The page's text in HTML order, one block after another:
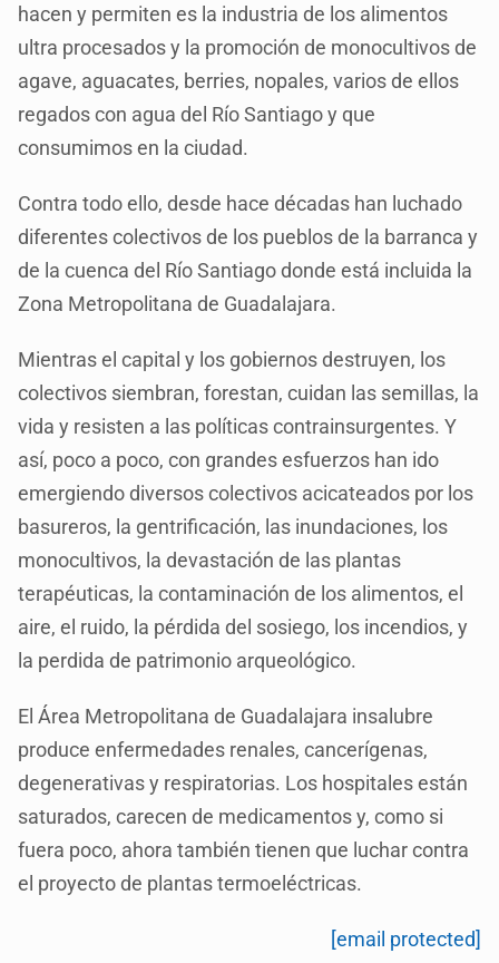
hacen y permiten es la industria de los alimentos
ultra procesados y la promoción de monocultivos de
agave, aguacates, berries, nopales, varios de ellos
regados con agua del Río Santiago y que
consumimos en la ciudad.
Contra todo ello, desde hace décadas han luchado
diferentes colectivos de los pueblos de la barranca y
de la cuenca del Río Santiago donde está incluida la
Zona Metropolitana de Guadalajara.
Mientras el capital y los gobiernos destruyen, los
colectivos siembran, forestan, cuidan las semillas, la
vida y resisten a las políticas contrainsurgentes. Y
así, poco a poco, con grandes esfuerzos han ido
emergiendo diversos colectivos acicateados por los
basureros, la gentrificación, las inundaciones, los
monocultivos, la devastación de las plantas
terapéuticas, la contaminación de los alimentos, el
aire, el ruido, la pérdida del sosiego, los incendios, y
la perdida de patrimonio arqueológico.
El Área Metropolitana de Guadalajara insalubre
produce enfermedades renales, cancerígenas,
degenerativas y respiratorias. Los hospitales están
saturados, carecen de medicamentos y, como si
fuera poco, ahora también tienen que luchar contra
el proyecto de plantas termoeléctricas.
[email protected]